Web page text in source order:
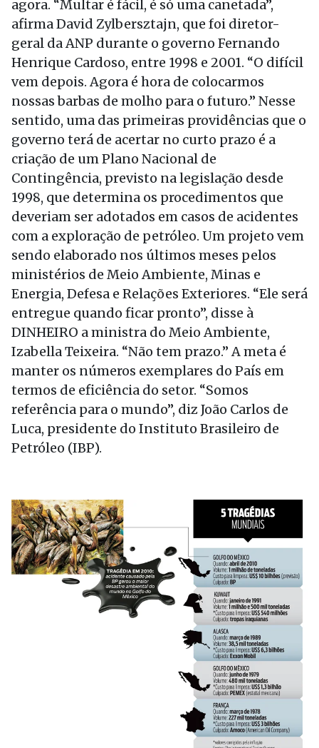
agora. “Multar é fácil, é só uma canetada”,
afirma David Zylbersztajn, que foi diretor-
geral da ANP durante o governo Fernando
Henrique Cardoso, entre 1998 e 2001. “O difícil
vem depois. Agora é hora de colocarmos
nossas barbas de molho para o futuro.” Nesse
sentido, uma das primeiras providências que o
governo terá de acertar no curto prazo é a
criação de um Plano Nacional de
Contingência, previsto na legislação desde
1998, que determina os procedimentos que
deveriam ser adotados em casos de acidentes
com a exploração de petróleo. Um projeto vem
sendo elaborado nos últimos meses pelos
ministérios de Meio Ambiente, Minas e
Energia, Defesa e Relações Exteriores. “Ele será
entregue quando ficar pronto”, disse à
DINHEIRO a ministra do Meio Ambiente,
Izabella Teixeira. “Não tem prazo.” A meta é
manter os números exemplares do País em
termos de eficiência do setor. “Somos
referência para o mundo”, diz João Carlos de
Luca, presidente do Instituto Brasileiro de
Petróleo (IBP).